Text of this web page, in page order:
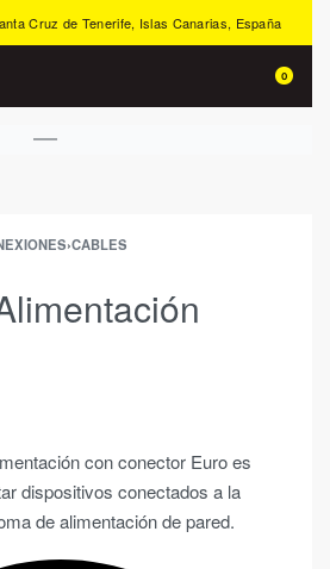
Cruz de Tenerife, Islas Canarias, España
0
›CABLES
con conector Euro es
dispositivos conectados a la
de alimentación de pared.